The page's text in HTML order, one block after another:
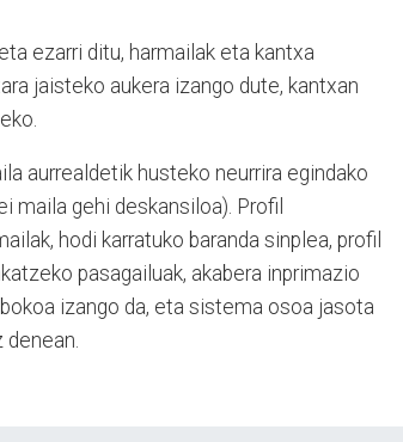
ezarri ditu, harmailak eta kantxa
jaisteko aukera izango dute, kantxan
aurrealdetik husteko neurrira egindako
maila gehi deskansiloa). Profil
hodi karratuko baranda sinplea, profil
pasagailuak, akabera inprimazio
izango da, eta sistema osoa jasota
denean.